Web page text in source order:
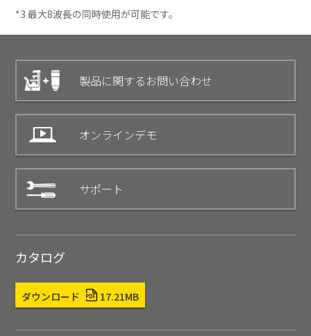
*3 最大8波長の同時使用が可能です。
製品に関するお問い合わせ
オンラインデモ
サポート
カタログ
ダウンロード 17.21MB